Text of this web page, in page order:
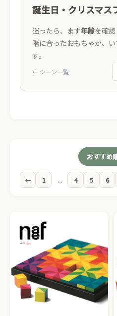
誕生日・クリスマス
迷ったら、まず年齢を確
階に合ったおもちゃが、
す。
← シーン一覧
トドラー
積む・並べる
4+
キッズ
作る・想像する
▶ プレゼント選びのコツ
長く使えるものを選ぶ：成長
安全性の高いもの：欧州安全
名入れで特別感：世界に一つ
予算から選ぶ
おすすめ
← 1 ... 4 5 6